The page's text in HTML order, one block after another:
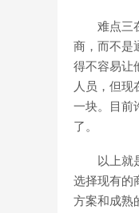
难点三在
商，而不是
得不容易让
人员，但现
一块。目前
了。
以上就是
选择现有的
方案和成熟